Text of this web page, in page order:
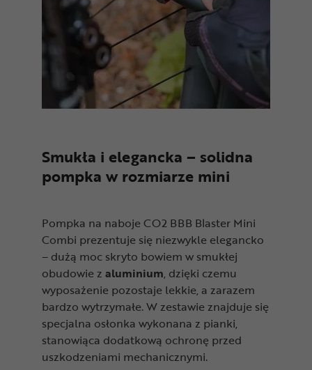
Smukła i elegancka – solidna
pompka w rozmiarze mini
Pompka na naboje CO2 BBB Blaster Mini
Combi prezentuje się niezwykle elegancko
– dużą moc skryto bowiem w smukłej
obudowie z aluminium, dzięki czemu
wyposażenie pozostaje lekkie, a zarazem
bardzo wytrzymałe. W zestawie znajduje się
specjalna osłonka wykonana z pianki,
stanowiąca dodatkową ochronę przed
uszkodzeniami mechanicznymi.